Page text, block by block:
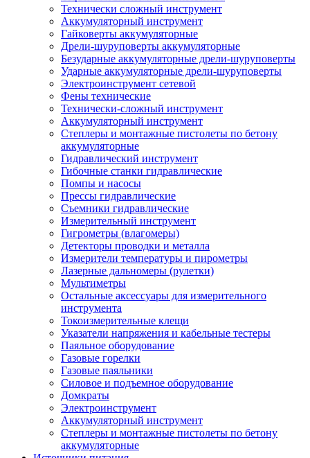
Технически сложный инструмент
Аккумуляторный инструмент
Гайковерты аккумуляторные
Дрели-шуруповерты аккумуляторные
Безударные аккумуляторные дрели-шуруповерты
Ударные аккумуляторные дрели-шуруповерты
Электроинструмент сетевой
Фены технические
Технически-сложный инструмент
Аккумуляторный инструмент
Степлеры и монтажные пистолеты по бетону
аккумуляторные
Гидравлический инструмент
Гибочные станки гидравлические
Помпы и насосы
Прессы гидравлические
Съемники гидравлические
Измерительный инструмент
Гигрометры (влагомеры)
Детекторы проводки и металла
Измерители температуры и пирометры
Лазерные дальномеры (рулетки)
Мультиметры
Остальные аксессуары для измерительного
инструмента
Токоизмерительные клещи
Указатели напряжения и кабельные тестеры
Паяльное оборудование
Газовые горелки
Газовые паяльники
Силовое и подъемное оборудование
Домкраты
Электроинструмент
Аккумуляторный инструмент
Степлеры и монтажные пистолеты по бетону
аккумуляторные